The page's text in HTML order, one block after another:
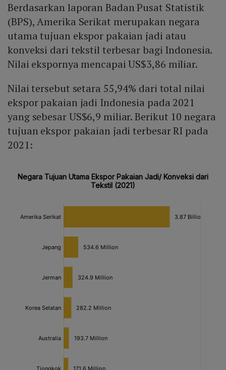
Berdasarkan laporan Badan Pusat Statistik
(BPS), Amerika Serikat merupakan negara
utama tujuan ekspor pakaian jadi atau
konveksi dari tekstil terbesar bagi Indonesia.
Nilai ekspornya mencapai US$3,86 miliar.
Nilai tersebut setara 55,94% dari total nilai
ekspor pakaian jadi Indonesia pada 2021
yang sebesar US$6,9 miliar. Berikut 10 negara
tujuan ekspor pakaian jadi terbesar RI pada
2021: